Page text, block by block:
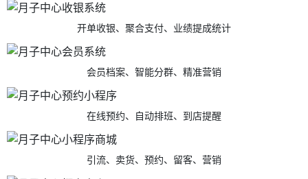
开单收银、聚合支付、业绩提成统计
会员档案、智能分群、精准营销
在线预约、自动排班、到店提醒
引流、卖货、预约、留客、营销